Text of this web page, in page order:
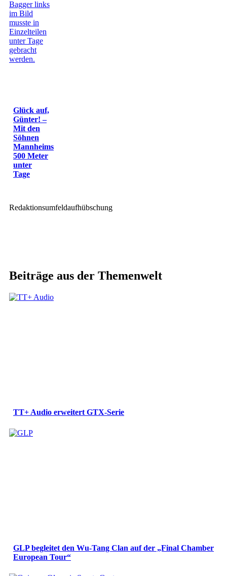
Glück auf,
Günter! –
Mit den
Söhnen
Mannheims
500 Meter
unter
Tage
Redaktionsumfeldaufhübschung
Beiträge aus der Themenwelt
TT+ Audio erweitert GTX-Serie
GLP begleitet den Wu-Tang Clan auf der „Final Chamber
European Tour“